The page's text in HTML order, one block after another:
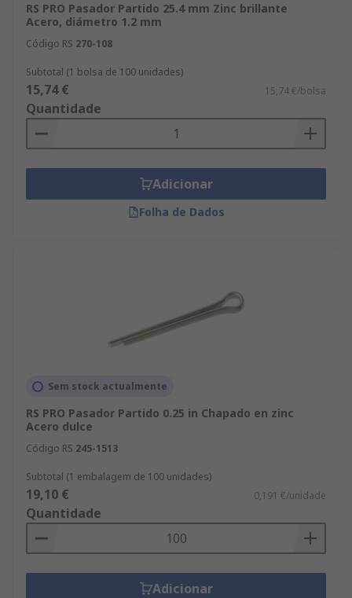
RS PRO Pasador Partido 25.4 mm Zinc brillante
Acero, diámetro 1.2 mm
Código RS 270-108
Subtotal (1 bolsa de 100 unidades)
15,74 € 15,74 €/bolsa
Quantidade
Adicionar
Folha de Dados
Sem stock actualmente
RS PRO Pasador Partido 0.25 in Chapado en zinc
Acero dulce
Código RS 245-1513
Subtotal (1 embalagem de 100 unidades)
19,10 € 0,191 €/unidade
Quantidade
Adicionar